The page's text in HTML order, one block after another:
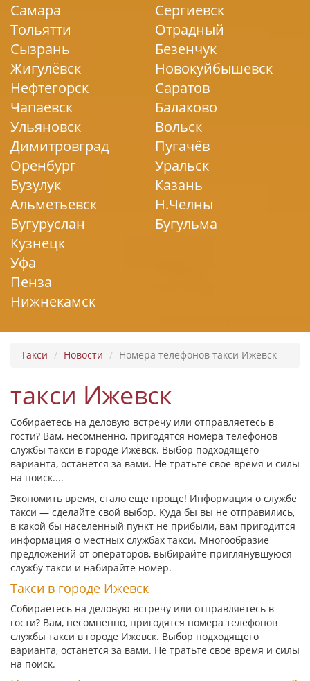
Самара
Тольятти
Сызрань
Жигулёвск
Сергиевск
Отрадный
Безенчук
Новокуйбышевск
Нефтегорск
Чапаевск
Ульяновск
Димитровград
Саратов
Балаково
Вольск
Пугачёв
Оренбург
Бузулук
Альметьевск
Бугуруслан
Уральск
Казань
Н.Челны
Бугульма
Кузнецк
Уфа
Пенза
Нижнекамск
Такси Новости Номера телефонов такси Ижевск
такси Ижевск
Собираетесь на деловую встречу или отправляетесь в
гости? Вам, несомненно, пригодятся номера телефонов
службы такси в городе Ижевск. Выбор подходящего
варианта, останется за вами. Не тратьте свое время и силы
на поиск....
Экономить время, стало еще проще! Информация о службе
такси — сделайте свой выбор. Куда бы вы не отправились,
в какой бы населенный пункт не прибыли, вам пригодится
информация о местных службах такси. Многообразие
предложений от операторов, выбирайте приглянувшуюся
службу такси и набирайте номер.
Такси в городе Ижевск
Собираетесь на деловую встречу или отправляетесь в
гости? Вам, несомненно, пригодятся номера телефонов
службы такси в городе Ижевск. Выбор подходящего
варианта, останется за вами. Не тратьте свое время и силы
на поиск.